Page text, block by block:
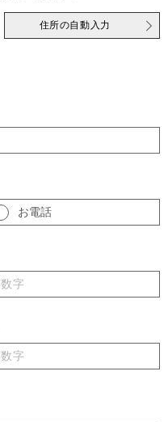
住所の自動入力
お電話